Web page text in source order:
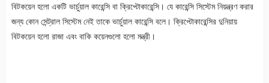
বিটকয়েন হলো একটি ভার্চুয়াল কারেন্সি বা ক্রিপ্টোকারেন্সি। যে কারেন্সি সিস্টেম নিয়ন্ত্রণ করার
জন্য কোন সেন্ট্রাল সিস্টেম নেই তাকে ভার্চুয়াল কারেন্সি বলে। ক্রিপ্টোকারেন্সির দুনিয়ায়
বিটকয়েন হলো রাজা এবং বাকি কয়েনগুলো হলো মন্ত্রী।